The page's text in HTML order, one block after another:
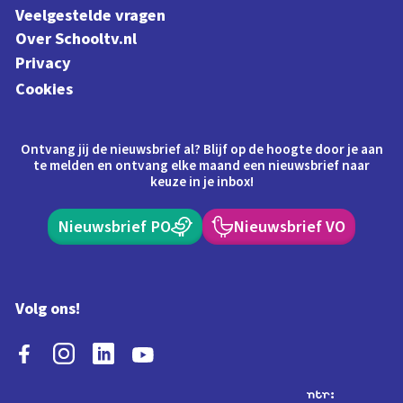
Veelgestelde vragen
Over Schooltv.nl
Privacy
Cookies
Ontvang jij de nieuwsbrief al? Blijf op de hoogte door je aan
te melden en ontvang elke maand een nieuwsbrief naar
keuze in je inbox!
Nieuwsbrief PO Nieuwsbrief VO
Volg ons!